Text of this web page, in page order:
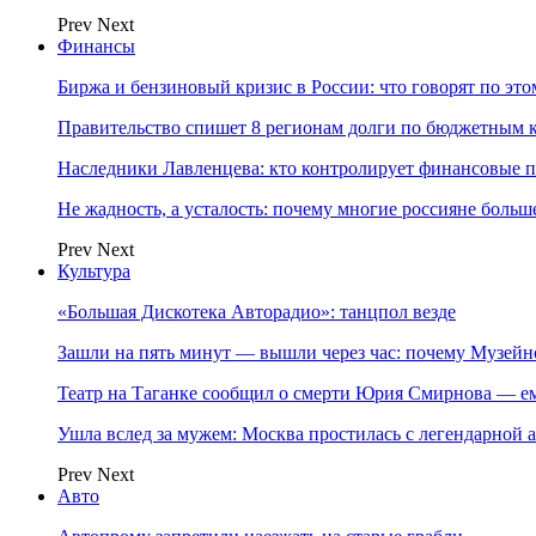
Prev Next
Финансы
Биржа и бензиновый кризис в России: что говорят по
Правительство спишет 8 регионам долги по бюджетным
Наследники Лавленцева: кто контролирует
Не жадность, а усталость: почему многие россияне
Prev Next
Культура
«Большая Дискотека Авторадио»: танцпол везде
Зашли на пять минут — вышли через час: почему
Театр на Таганке сообщил о смерти Юрия Смирнова —
Ушла вслед за мужем: Москва простилась с легендарной
Prev Next
Авто